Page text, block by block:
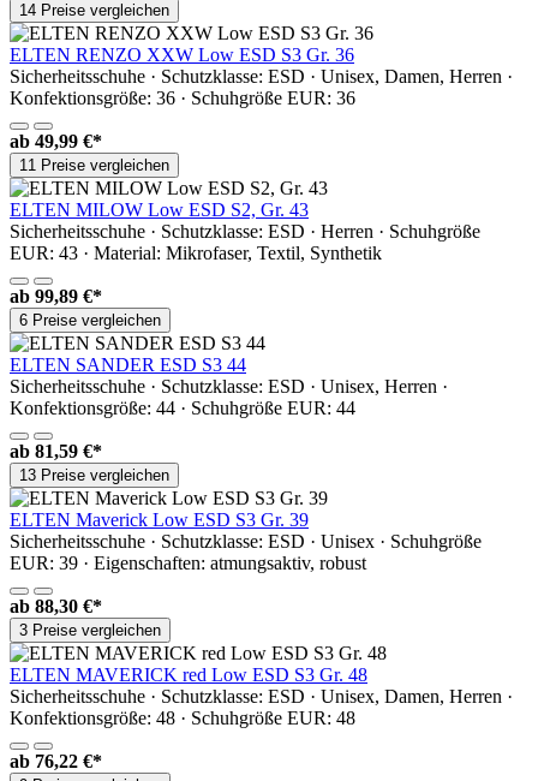
14 Preise vergleichen
ELTEN RENZO XXW Low ESD S3 Gr. 36
Sicherheitsschuhe · Schutzklasse: ESD · Unisex, Damen, Herren ·
Konfektionsgröße: 36 · Schuhgröße EUR: 36
ab 49,99 €*
11 Preise vergleichen
ELTEN MILOW Low ESD S2, Gr. 43
Sicherheitsschuhe · Schutzklasse: ESD · Herren · Schuhgröße
EUR: 43 · Material: Mikrofaser, Textil, Synthetik
ab 99,89 €*
6 Preise vergleichen
ELTEN SANDER ESD S3 44
Sicherheitsschuhe · Schutzklasse: ESD · Unisex, Herren ·
Konfektionsgröße: 44 · Schuhgröße EUR: 44
ab 81,59 €*
13 Preise vergleichen
ELTEN Maverick Low ESD S3 Gr. 39
Sicherheitsschuhe · Schutzklasse: ESD · Unisex · Schuhgröße
EUR: 39 · Eigenschaften: atmungsaktiv, robust
ab 88,30 €*
3 Preise vergleichen
ELTEN MAVERICK red Low ESD S3 Gr. 48
Sicherheitsschuhe · Schutzklasse: ESD · Unisex, Damen, Herren ·
Konfektionsgröße: 48 · Schuhgröße EUR: 48
ab 76,22 €*